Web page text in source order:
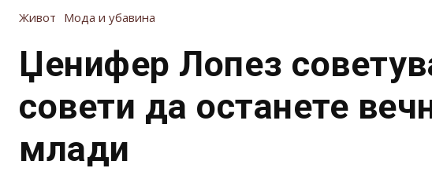
Живот Мода и убавина
Џенифер Лопез
совети да останете
млади